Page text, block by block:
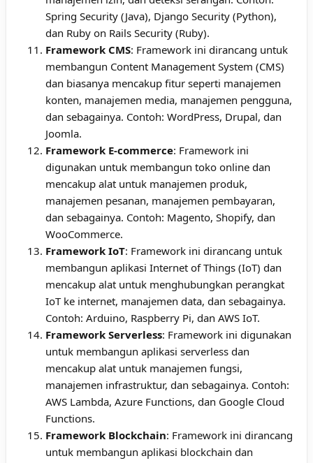
Spring Security (Java), Django Security (Python),
dan Ruby on Rails Security (Ruby).
Framework CMS: Framework ini dirancang untuk
membangun Content Management System (CMS)
dan biasanya mencakup fitur seperti manajemen
konten, manajemen media, manajemen pengguna,
dan sebagainya. Contoh: WordPress, Drupal, dan
Joomla.
Framework E-commerce: Framework ini
digunakan untuk membangun toko online dan
mencakup alat untuk manajemen produk,
manajemen pesanan, manajemen pembayaran,
dan sebagainya. Contoh: Magento, Shopify, dan
WooCommerce.
Framework IoT: Framework ini dirancang untuk
membangun aplikasi Internet of Things (IoT) dan
mencakup alat untuk menghubungkan perangkat
IoT ke internet, manajemen data, dan sebagainya.
Contoh: Arduino, Raspberry Pi, dan AWS IoT.
Framework Serverless: Framework ini digunakan
untuk membangun aplikasi serverless dan
mencakup alat untuk manajemen fungsi,
manajemen infrastruktur, dan sebagainya. Contoh:
AWS Lambda, Azure Functions, dan Google Cloud
Functions.
Framework Blockchain: Framework ini dirancang
untuk membangun aplikasi blockchain dan